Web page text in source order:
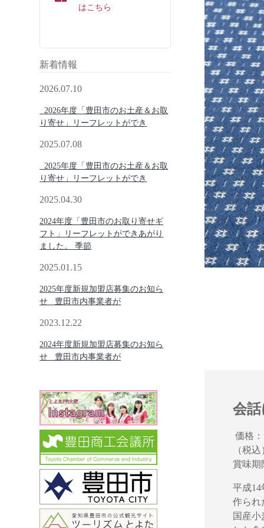
はこちら
新着情報
2026.07.10
2026年度「豊田市のお土産＆お取
り寄せ」リーフレットができ
2025.07.08
2025年度「豊田市のお土産＆お取
り寄せ」リーフレットができ
2025.04.30
2024年度「豊田市のお取り寄せギ
フト」リーフレットができあがり
ました。 季節
2025.01.15
2025年度新規加盟店募集のお知ら
せ 豊田市内事業者が
2023.12.22
2024年度新規加盟店募集のお知ら
せ 豊田市内事業者が
会
価格
（税込
賞味期
平成
作られ
国産